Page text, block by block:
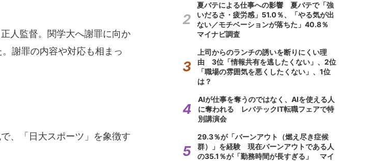
人監督。関学大へ謝罪に向か
謝罪の内容や対応も相まっ
、「日大スポーツ」を象徴す
夏バテによる仕事への影響 夏バテで「強
いだるさ・疲労感」51.0％、「やる気が出
ない／モチベーションが落ちた」40.8％
マイナビ調査
上司からのランチの誘いを断りにくい理
由 3位「情報共有を逃したくない」、2位
「職場の雰囲気を悪くしたくない」、1位
は？
AIが仕事を奪うのではなく、AIを使える人
に奪われる レバテックIT転職フェアで特
別講演会
29.3％が「バーンアウト（燃え尽き症候
群）」を経験 現在バーンアウトである人
の35.1％が「勤務時間が長すぎる」 マイ